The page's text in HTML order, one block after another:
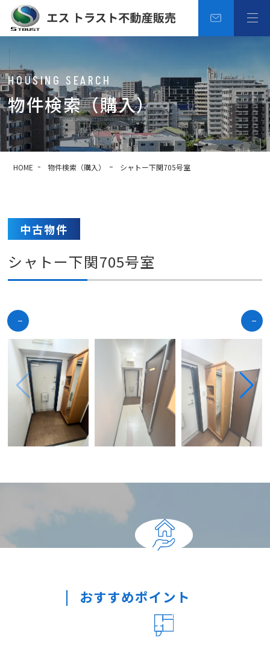
HOUSING SEARCH
物件検索（購入）
HOME 物件検索（購入） シャトー下関705号室
中古物件
シャトー下関705号室
おすすめポイント